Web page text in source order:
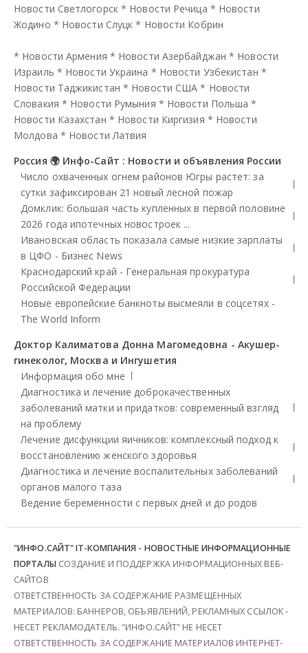
Новости Светлогорск * Новости Речица * Новости
Жодино * Новости Слуцк * Новости Кобрин
* Новости Армения * Новости Азербайджан * Новости
Израиль * Новости Украина * Новости Узбекистан *
Новости Таджикистан * Новости США * Новости
Словакия * Новости Румыния * Новости Польша *
Новости Казахстан * Новости Киргизия * Новости
Молдова * Новости Латвия
Россия 🌍 Инфо-Сайт : Новости и объявления России
Число охваченных огнем районов Югры растет: за
сутки зафиксирован 21 новый лесной пожар
Домклик: большая часть купленных в первой половине
2026 года ипотечных новостроек ...
Ивановская область показала самые низкие зарплаты
в ЦФО - Бизнес News
Краснодарский край - Генеральная прокуратура
Российской Федерации
Новые европейские банкноты высмеяли в соцсетях -
The World Inform
Доктор Калиматова Донна Магомедовна - Акушер-
гинеколог, Москва и Ингушетия
Информация обо мне
Диагностика и лечение доброкачественных
заболеваний матки и придатков: современный взгляд
на проблему
Лечение дисфункции яичников: комплексный подход к
восстановлению женского здоровья
Диагностика и лечение воспалительных заболеваний
органов малого таза
Ведение беременности с первых дней и до родов
"ИНФО.САЙТ" IT-КОМПАНИЯ - НОВОСТНЫЕ ИНФОРМАЦИОННЫЕ
ПОРТАЛЫСОЗДАНИЕ И ПОДДЕРЖКА ИНФОРМАЦИОННЫХ ВЕБ-
САЙТОВ
ОТВЕТСТВЕННОСТЬ ЗА СОДЕРЖАНИЕ РАЗМЕЩЕННЫХ
МАТЕРИАЛОВ: БАННЕРОВ, ОБЪЯВЛЕНИЙ, РЕКЛАМНЫХ ССЫЛОК -
НЕСЕТ РЕКЛАМОДАТЕЛЬ. "ИНФО.САЙТ" НЕ НЕСЕТ
ОТВЕТСТВЕННОСТЬ ЗА СОДЕРЖАНИЕ МАТЕРИАЛОВ ИНТЕРНЕТ-